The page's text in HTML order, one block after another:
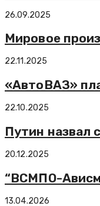
26.09.2025
Мировое
22.11.2025
«АвтоВАЗ»
22.10.2025
Путин назвал
20.12.2025
“ВСМПО-
13.04.2026